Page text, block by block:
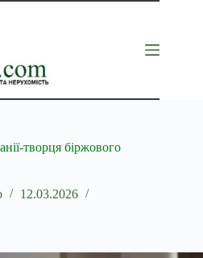
творця біржового
12.03.2026